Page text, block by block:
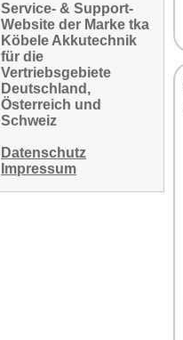
Service- & Support-
Website der Marke tka
Köbele Akkutechnik
für die
Vertriebsgebiete
Deutschland,
Österreich und
Schweiz
Datenschutz
Impressum